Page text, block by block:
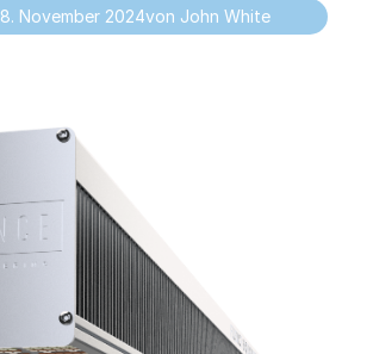
8. November 2024von John White